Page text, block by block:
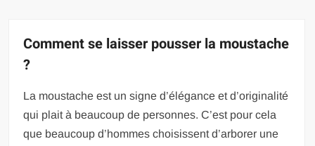
Comment se laisser pousser la moustache
?
La moustache est un signe d’élégance et d’originalité
qui plait à beaucoup de personnes. C’est pour cela
que beaucoup d’hommes choisissent d’arborer une